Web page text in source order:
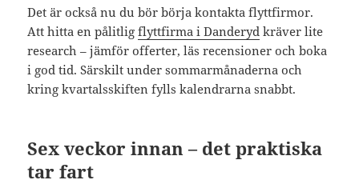
Det är också nu du bör börja kontakta flyttfirmor.
Att hitta en pålitligflyttfirma i Danderyd kräver lite
research – jämför offerter, läs recensioner och boka
i god tid. Särskilt under sommarmånaderna och
kring kvartalsskiften fylls kalendrarna snabbt.
Sex veckor innan – det praktiska
tar fart